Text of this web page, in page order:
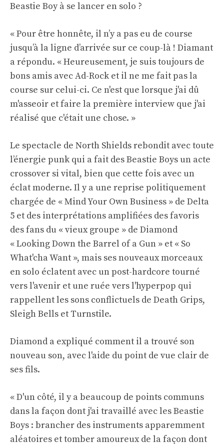
Beastie Boy à se lancer en solo ?
« Pour être honnête, il n’y a pas eu de course
jusqu’à la ligne d’arrivée sur ce coup-là ! Diamant
a répondu. « Heureusement, je suis toujours de
bons amis avec Ad-Rock et il ne me fait pas la
course sur celui-ci. Ce n'est que lorsque j'ai dû
m'asseoir et faire la première interview que j'ai
réalisé que c'était une chose. »
Le spectacle de North Shields rebondit avec toute
l’énergie punk qui a fait des Beastie Boys un acte
crossover si vital, bien que cette fois avec un
éclat moderne. Il y a une reprise politiquement
chargée de « Mind Your Own Business » de Delta
5 et des interprétations amplifiées des favoris
des fans du « vieux groupe » de Diamond
« Looking Down the Barrel of a Gun » et « So
What'cha Want », mais ses nouveaux morceaux
en solo éclatent avec un post-hardcore tourné
vers l'avenir et une ruée vers l'hyperpop qui
rappellent les sons conflictuels de Death Grips,
Sleigh Bells et Turnstile.
Diamond a expliqué comment il a trouvé son
nouveau son, avec l'aide du point de vue clair de
ses fils.
« D'un côté, il y a beaucoup de points communs
dans la façon dont j'ai travaillé avec les Beastie
Boys : brancher des instruments apparemment
aléatoires et tomber amoureux de la façon dont